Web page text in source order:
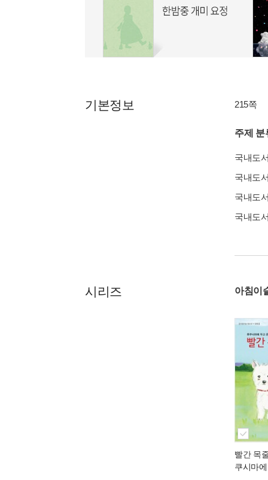
기본정보 215쪽
주제 분
국내도
국내도
국내도
국내도
시리즈 아침이
빨간 목
쿠시마